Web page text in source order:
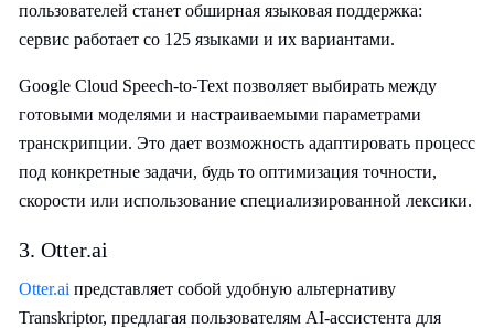
пользователей станет обширная языковая поддержка:
сервис работает со 125 языками и их вариантами.
Google Cloud Speech-to-Text позволяет выбирать между
готовыми моделями и настраиваемыми параметрами
транскрипции. Это дает возможность адаптировать процесс
под конкретные задачи, будь то оптимизация точности,
скорости или использование специализированной лексики.
3. Otter.ai
Otter.ai представляет собой удобную альтернативу
Transkriptor, предлагая пользователям AI-ассистента для